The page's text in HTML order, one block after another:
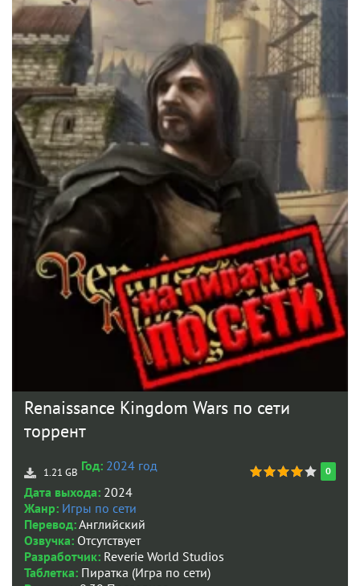
Renaissance Kingdom Wars по сети
торрент
0
1.21 GB Год: 2024 год
Дата выхода: 2024
Жанр: Игры по сети
Перевод:Английский
Озвучка: Отсутствует
Разработчик: Reverie World Studios
Таблетка: Пиратка (Игра по сети)